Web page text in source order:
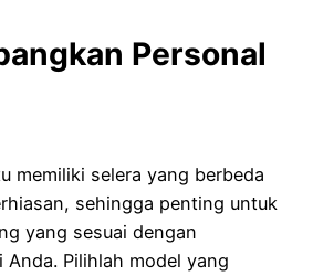
Personal
memiliki selera yang berbeda
sehingga penting untuk
yang sesuai dengan
Pilihlah model yang